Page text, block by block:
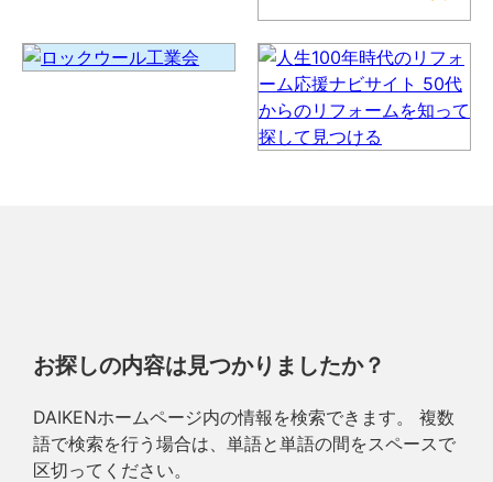
お探しの内容は見つかりましたか？
DAIKENホームページ内の情報を検索できます。 複数
語で検索を行う場合は、単語と単語の間をスペースで
区切ってください。